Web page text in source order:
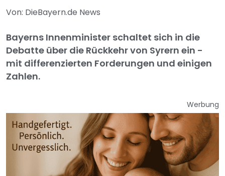
Von: DieBayern.de News
Bayerns Innenminister schaltet sich in die
Debatte über die Rückkehr von Syrern ein -
mit differenzierten Forderungen und einigen
Zahlen.
Werbung